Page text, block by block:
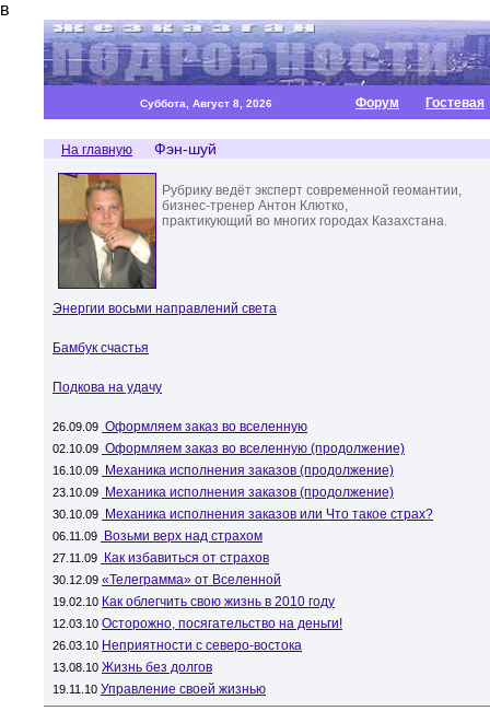
в
Суббота, Август 8, 2026 Форум Гостевая
На главную Фэн-шуй
Рубрику ведёт эксперт современной геомантии,
бизнес-тренер Антон Клютко,
практикующий во многих городах Казахстана.
Энергии восьми направлений света
Бамбук счастья
Подкова на удачу
26.09.09 Оформляем заказ во вселенную
02.10.09 Оформляем заказ во вселенную (продолжение)
16.10.09 Механика исполнения заказов (продолжение)
23.10.09 Механика исполнения заказов (продолжение)
30.10.09 Механика исполнения заказов или Что такое страх?
06.11.09 Возьми верх над страхом
27.11.09 Как избавиться от страхов
30.12.09 «Телеграмма» от Вселенной
19.02.10 Как облегчить свою жизнь в 2010 году
12.03.10 Осторожно, посягательство на деньги!
26.03.10 Неприятности с северо-востока
13.08.10 Жизнь без долгов
19.11.10 Управление своей жизнью